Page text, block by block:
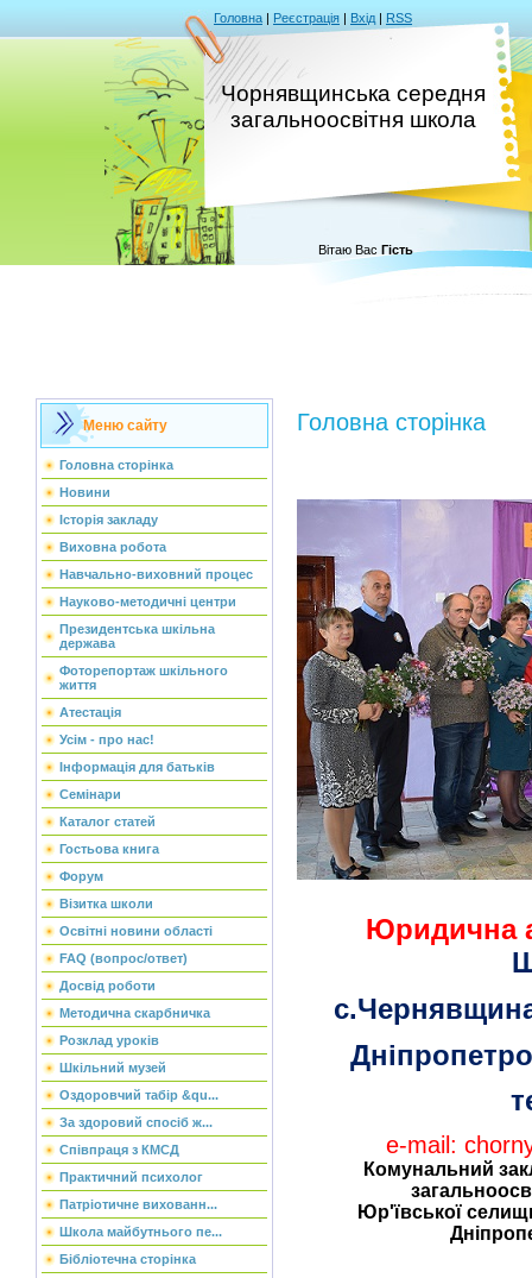
Головна | Реєстрація | Вхід | RSS
Чорнявщинська середня
загальноосвітня школа
Вітаю Вас Гість
Меню сайту
Головна сторінка
Новини
Історія закладу
Виховна робота
Навчально-виховний процес
Науково-методичні центри
Президентська шкільна
держава
Фоторепортаж шкільного
життя
Атестація
Усім - про нас!
Інформація для батьків
Семінари
Каталог статей
Гостьова книга
Форум
Візитка школи
Освітні новини області
FAQ (вопрос/ответ)
Досвід роботи
Методична скарбничка
Розклад уроків
Шкільний музей
Оздоровчий табір &qu...
За здоровий спосіб ж...
Співпраця з КМСД
Практичний психолог
Патріотичне вихованн...
Школа майбутнього пе...
Бібліотечна сторінка
Головна сторінка
Юридична
e-mail:
Комунальний
Юр'ївської